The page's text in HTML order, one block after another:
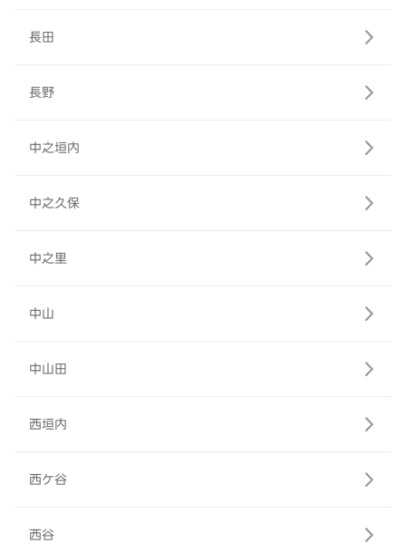
長田
長野
中之垣内
中之久保
中之里
中山
中山田
西垣内
西ケ谷
西谷